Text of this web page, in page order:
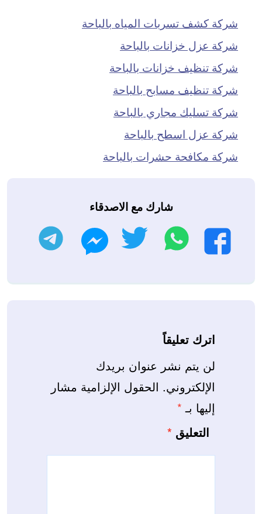
شركة كشف تسربات المياه بالباحة
شركة عزل خزانات بالباحة
شركة تنظيف خزانات بالباحة
شركة تنظيف مسابح بالباحة
شركة تسليك مجاري بالباحة
شركة عزل اسطح بالباحة
شركة مكافحة حشرات بالباحة
شارك مع الاصدقاء
فيسبوك
واتساب تويتر ماسنجر
اترك تعليقاً
لن يتم نشر عنوان بريدك
الإلكتروني. الحقول الإلزامية مشار
إليها بـ *
التعليق *